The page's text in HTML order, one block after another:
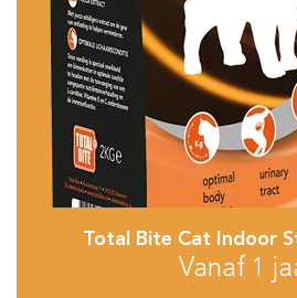
Total Bite Cat Indoor
Vanaf 1